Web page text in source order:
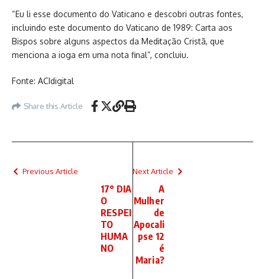
“Eu li esse documento do Vaticano e descobri outras fontes,
incluindo este documento do Vaticano de 1989: Carta aos
Bispos sobre alguns aspectos da Meditação Cristã, que
menciona a ioga em uma nota final”, concluiu.
Fonte: ACIdigital
Share this Article
Previous Article
17° DIA
O
RESPEI
TO
HUMA
NO
Next Article
A
Mulher
de
Apocali
pse 12
é
Maria?